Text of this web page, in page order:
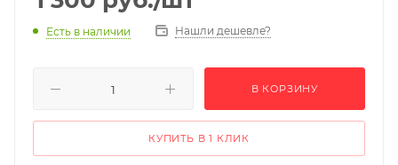
Есть в наличии Нашли дешевле?
В КОРЗИНУ
КУПИТЬ В 1 КЛИК